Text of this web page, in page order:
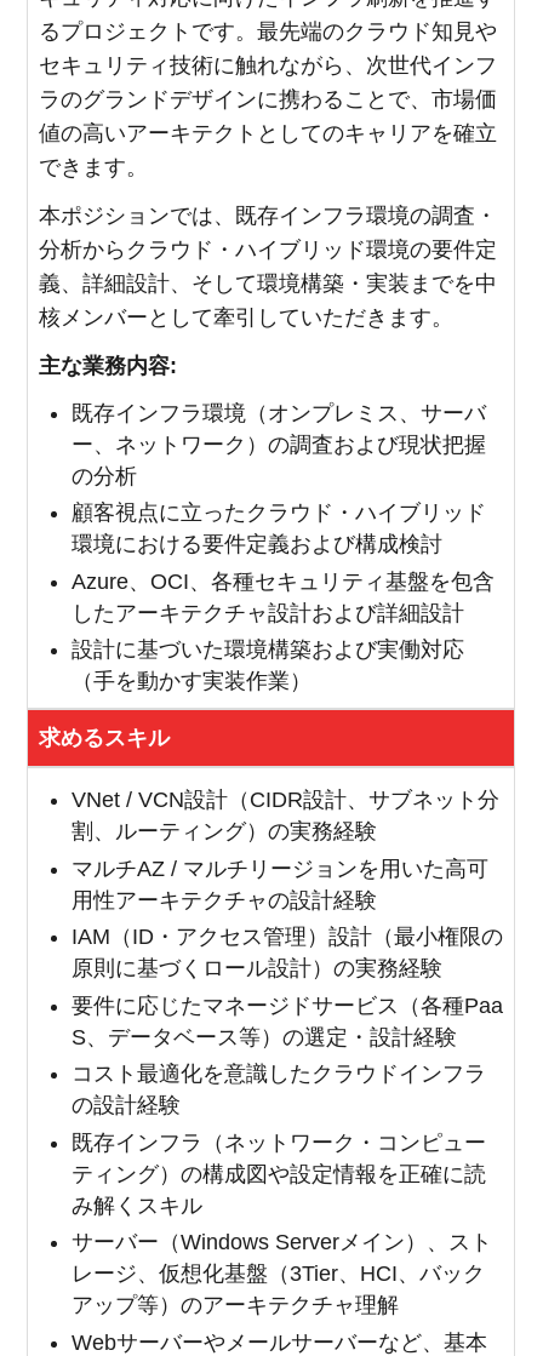
るプロジェクトです。最先端のクラウド知見や
セキュリティ技術に触れながら、次世代インフ
ラのグランドデザインに携わることで、市場価
値の高いアーキテクトとしてのキャリアを確立
できます。
本ポジションでは、既存インフラ環境の調査・
分析からクラウド・ハイブリッド環境の要件定
義、詳細設計、そして環境構築・実装までを中
核メンバーとして牽引していただきます。
主な業務内容:
既存インフラ環境（オンプレミス、サーバ
ー、ネットワーク）の調査および現状把握
の分析
顧客視点に立ったクラウド・ハイブリッド
環境における要件定義および構成検討
Azure、OCI、各種セキュリティ基盤を包含
したアーキテクチャ設計および詳細設計
設計に基づいた環境構築および実働対応
（手を動かす実装作業）
求めるスキル
VNet / VCN設計（CIDR設計、サブネット分
割、ルーティング）の実務経験
マルチAZ / マルチリージョンを用いた高可
用性アーキテクチャの設計経験
IAM（ID・アクセス管理）設計（最小権限の
原則に基づくロール設計）の実務経験
要件に応じたマネージドサービス（各種Paa
S、データベース等）の選定・設計経験
コスト最適化を意識したクラウドインフラ
の設計経験
既存インフラ（ネットワーク・コンピュー
ティング）の構成図や設定情報を正確に読
み解くスキル
サーバー（Windows Serverメイン）、スト
レージ、仮想化基盤（3Tier、HCI、バック
アップ等）のアーキテクチャ理解
Webサーバーやメールサーバーなど、基本